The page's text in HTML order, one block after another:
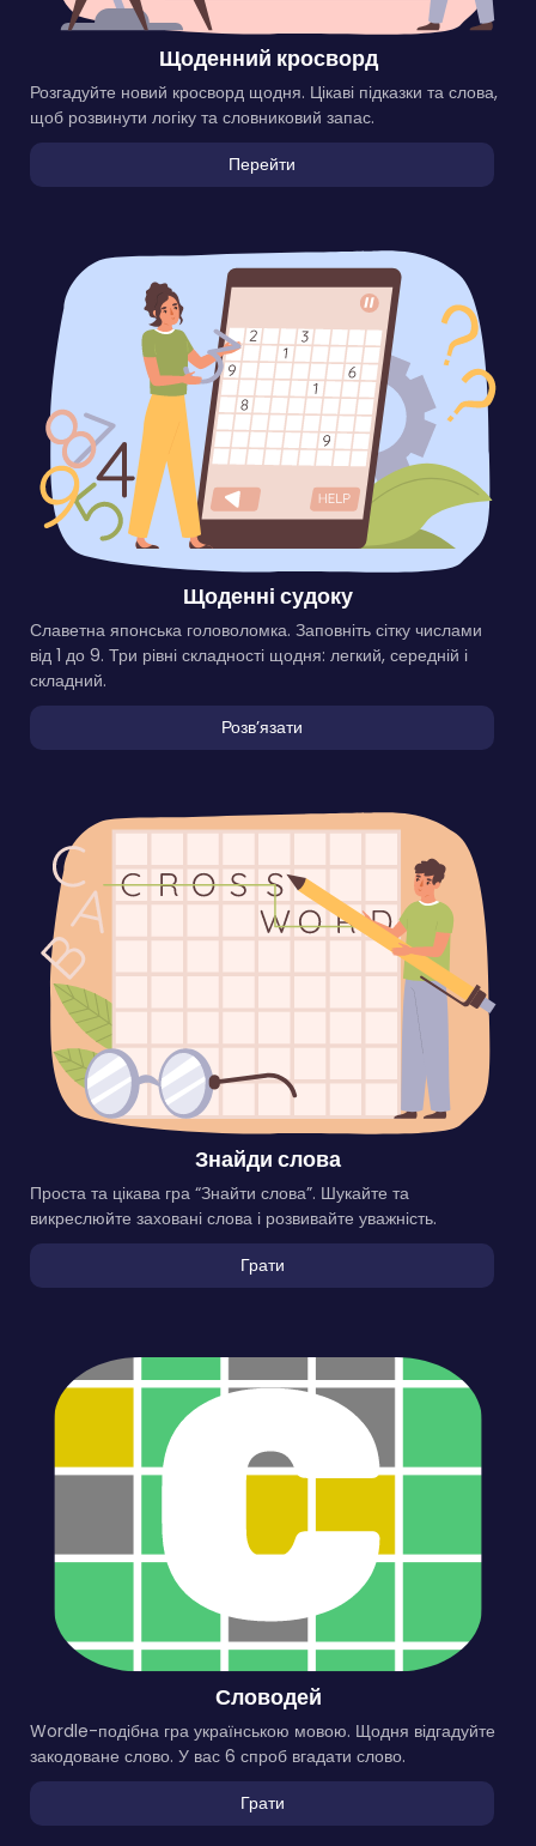
Щоденний кросворд
Розгадуйте новий кросворд щодня. Цікаві підказки та слова,
щоб розвинути логіку та словниковий запас.
Перейти
Щоденні судоку
Славетна японська головоломка. Заповніть сітку числами
від 1 до 9. Три рівні складності щодня: легкий, середній і
складний.
Розвʼязати
Знайди слова
Проста та цікава гра “Знайти слова”. Шукайте та
викреслюйте заховані слова і розвивайте уважність.
Грати
Словодей
Wordle-подібна гра українською мовою. Щодня відгадуйте
закодоване слово. У вас 6 спроб вгадати слово.
Грати